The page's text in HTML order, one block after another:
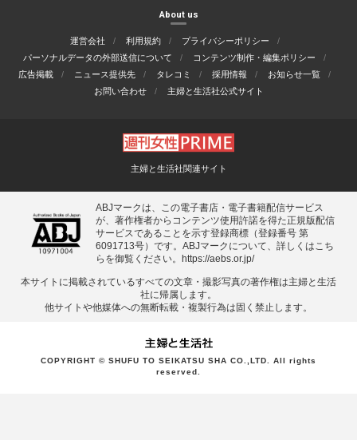
About us
運営会社 利用規約
プライバシーポリシー
パーソナルデータの外部送信について
コンテンツ制作・編集ポリシー
広告掲載
ニュース提供先 タレコミ 採用情報
お知らせ一覧
お問い合わせ
主婦と生活社公式サイト
主婦と生活社関連サイト
ABJマークは、この電子書店・電子書籍配信サービス
が、著作権者からコンテンツ使用許諾を得た正規版配信
サービスであることを示す登録商標（登録番号 第
6091713号）です。ABJマークについて、詳しくはこち
らを御覧ください。
https://aebs.or.jp/
本サイトに掲載されているすべての⽂章・撮影写真の著作権は主婦と⽣活
社に帰属します。
他サイトや他媒体への無断転載・複製⾏為は固く禁⽌します。
COPYRIGHT © SHUFU TO SEIKATSU SHA CO.,LTD. All rights
reserved.